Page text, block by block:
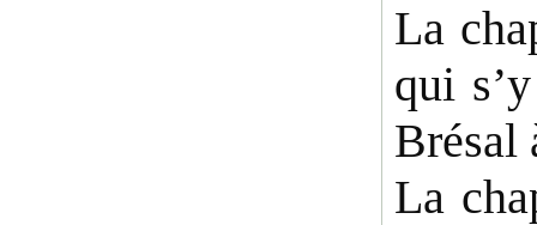
La
qui
Brésal
La